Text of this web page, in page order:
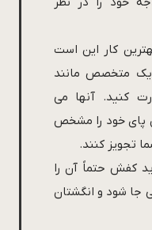
کار این است
متخصص مانند
کنید. آنها می
پای خود را مشخص
تجویز کنند.
کفش حتماً آن را
جا شود و انگشتان